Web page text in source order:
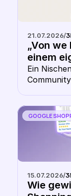
21.07.2026/3
„Von
einem
dem
Ein
GOOGLE
15.07.2026/3
Wie